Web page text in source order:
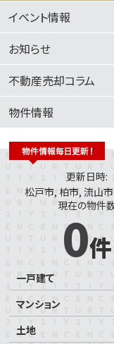
イベント情報
お知らせ
不動産売却コラム
物件情報
更新日時:
松戸市, 柏市, 流山市
現在の物件
0件
一戸建て
マンション
土地